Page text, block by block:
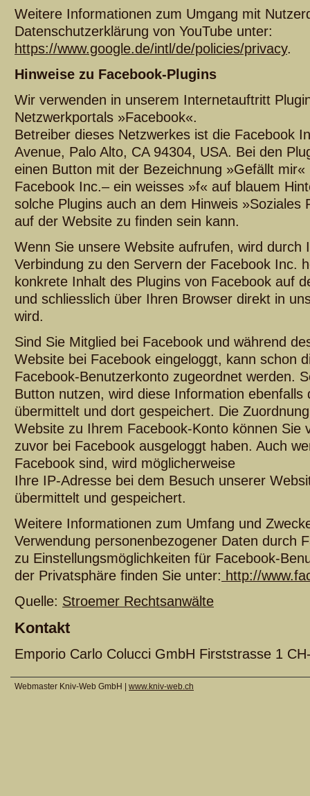
Weitere Informationen zum Umgang mit
Datenschutzerklärung von YouTube unter:
https://www.google.de/intl/de/policies/privacy.
Hinweise zu Facebook-Plugins
Wir verwenden in unserem Internetauftritt
Netzwerkportals »Facebook«.
Betreiber dieses Netzwerkes ist die Facebook
Avenue, Palo Alto, CA 94304, USA. Bei den
einen Button mit der Bezeichnung »Gefällt
Facebook Inc.– ein weisses »f« auf blauem
solche Plugins auch an dem Hinweis »Soziales
auf der Website zu finden sein kann.
Wenn Sie unsere Website aufrufen, wird durch
Verbindung zu den Servern der Facebook Inc.
konkrete Inhalt des Plugins von Facebook auf
und schliesslich über Ihren Browser direkt in
wird.
Sind Sie Mitglied bei Facebook und während
Website bei Facebook eingeloggt, kann schon
Facebook-Benutzerkonto zugeordnet werden.
Button nutzen, wird diese Information ebenfalls
übermittelt und dort gespeichert. Die
Website zu Ihrem Facebook-Konto können Sie
zuvor bei Facebook ausgeloggt haben. Auch
Facebook sind, wird möglicherweise
Ihre IP-Adresse bei dem Besuch unserer
übermittelt und gespeichert.
Weitere Informationen zum Umfang und
Verwendung personenbezogener Daten durch
zu Einstellungsmöglichkeiten für Facebook-
der Privatsphäre finden Sie unter: http://
Quelle: Stroemer Rechtsanwälte
Kontakt
Emporio Carlo Colucci GmbH Firststrasse 1
Webmaster Kniv-Web GmbH | www.kniv-web.ch